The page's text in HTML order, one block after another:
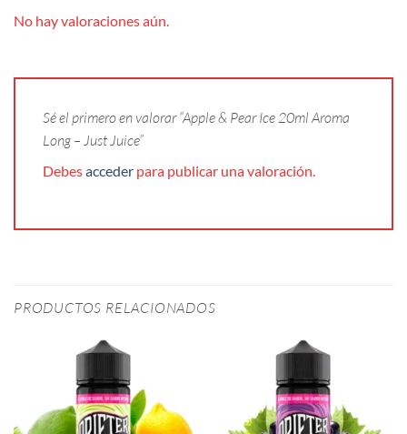
No hay valoraciones aún.
Sé el primero en valorar “Apple & Pear Ice 20ml Aroma
Long – Just Juice”
Debesacceder para publicar una valoración.
PRODUCTOS RELACIONADOS